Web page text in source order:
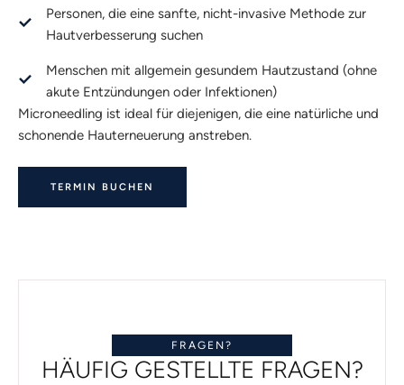
Personen, die eine sanfte, nicht-invasive Methode zur
Hautverbesserung suchen
Menschen mit allgemein gesundem Hautzustand (ohne
akute Entzündungen oder Infektionen)
Microneedling ist ideal für diejenigen, die eine natürliche und
schonende Hauterneuerung anstreben.
TERMIN BUCHEN
FRAGEN?
HÄUFIG GESTELLTE FRAGEN?